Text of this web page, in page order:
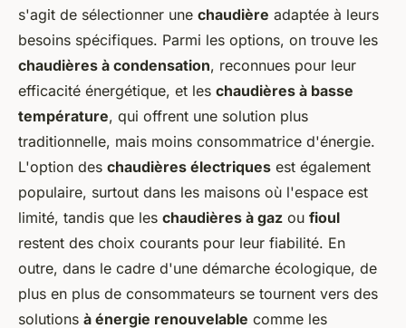
s'agit de sélectionner une chaudière adaptée à leurs
besoins spécifiques. Parmi les options, on trouve les
chaudières à condensation, reconnues pour leur
efficacité énergétique, et les chaudières à basse
température, qui offrent une solution plus
traditionnelle, mais moins consommatrice d'énergie.
L'option des chaudières électriques est également
populaire, surtout dans les maisons où l'espace est
limité, tandis que les chaudières à gaz ou fioul
restent des choix courants pour leur fiabilité. En
outre, dans le cadre d'une démarche écologique, de
plus en plus de consommateurs se tournent vers des
solutions à énergie renouvelable comme les